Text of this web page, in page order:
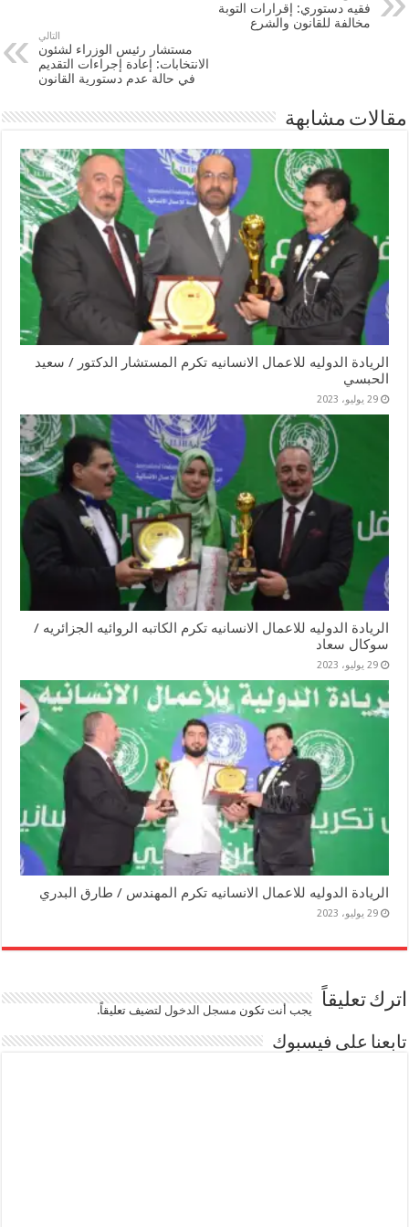
فقيه دستوري: إقرارات التوبة
مخالفة للقانون والشرع
التالي
مستشار رئيس الوزراء لشئون
الانتخابات: إعادة إجراءات التقديم
في حالة عدم دستورية القانون
مقالات مشابهة
الريادة الدوليه للاعمال الانسانيه تكرم المستشار الدكتور / سعيد
الحبسي
29 يوليو، 2023
الريادة الدوليه للاعمال الانسانيه تكرم الكاتبه الروائيه الجزائريه /
سوكال سعاد
29 يوليو، 2023
الريادة الدوليه للاعمال الانسانيه تكرم المهندس / طارق البدري
29 يوليو، 2023
اترك تعليقاً يجب أنت تكون مسجل الدخوللتضيف تعليقاً.
تابعنا على فيسبوك